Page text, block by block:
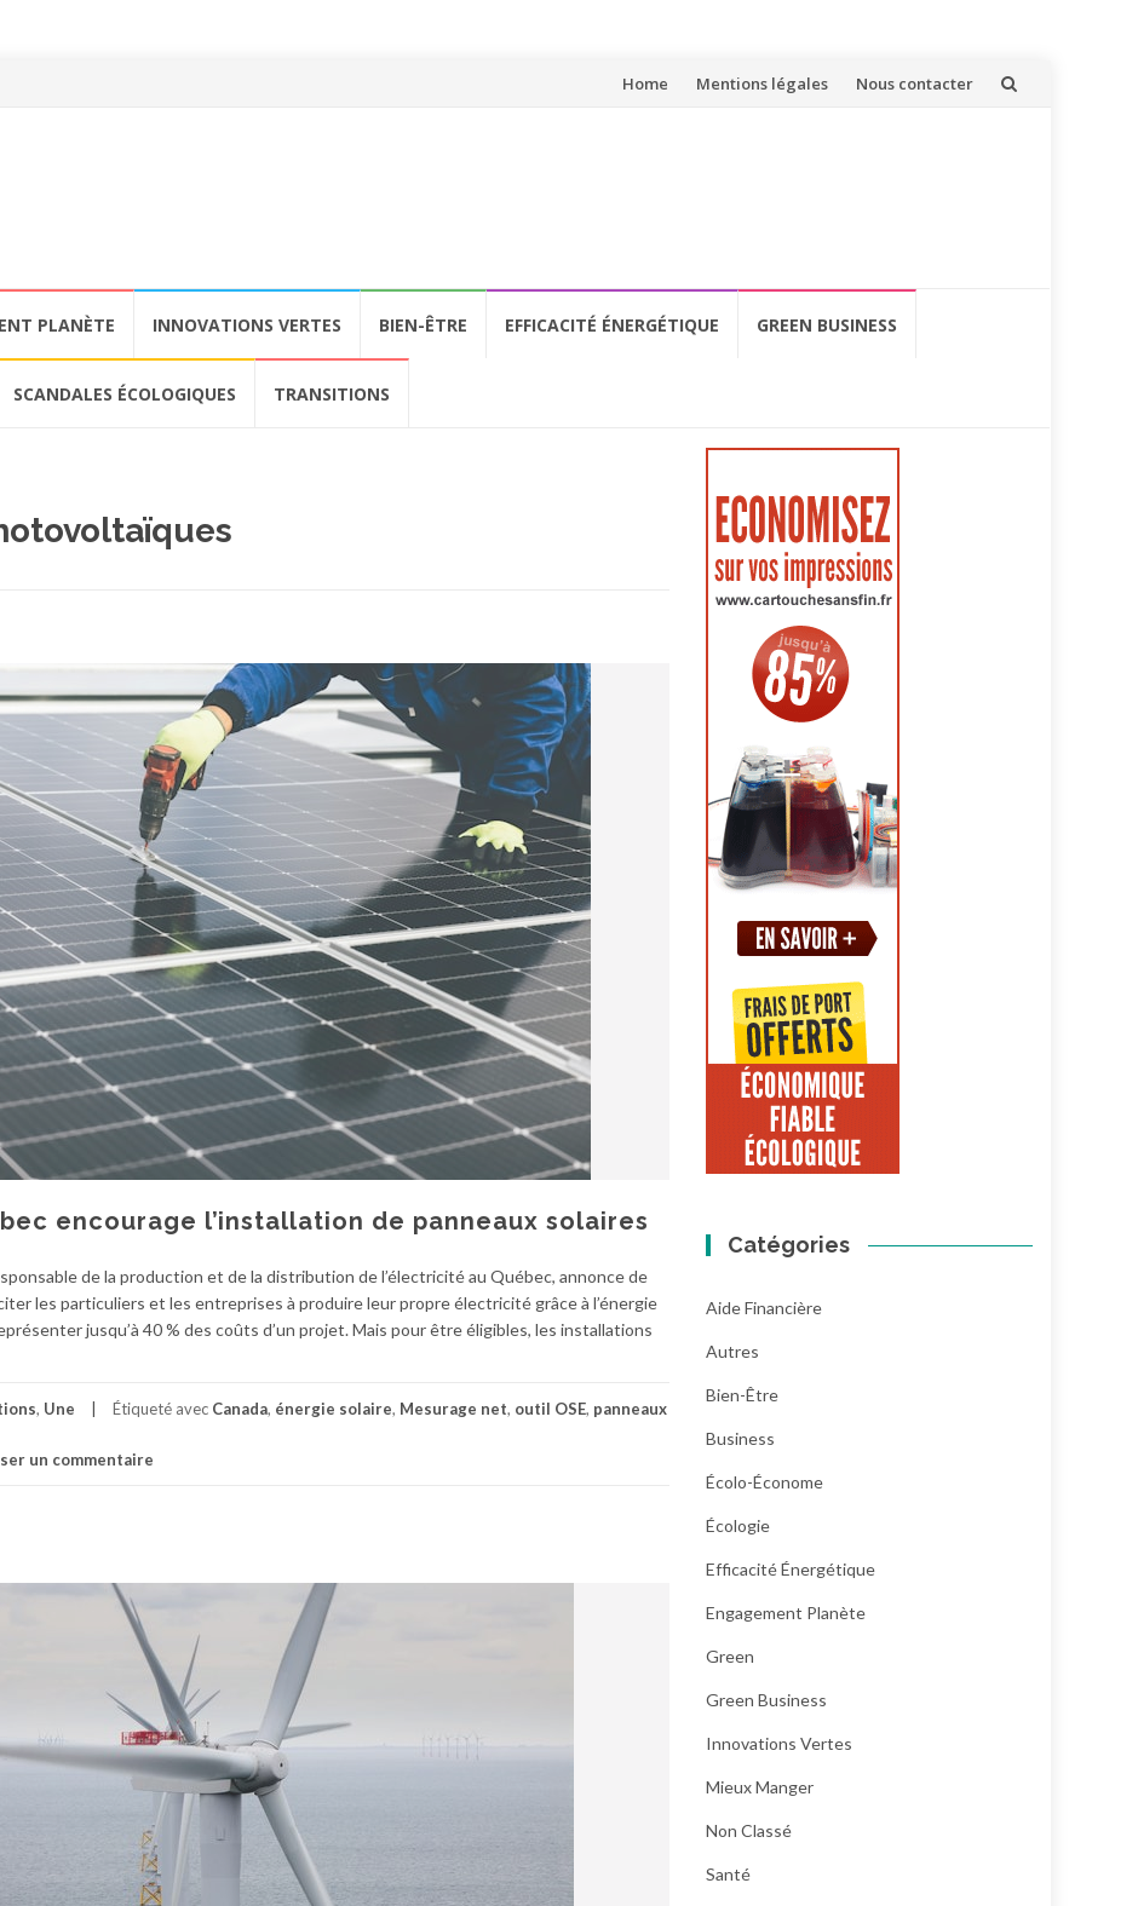
Aller
Home Mentions légales Nous contacter
PLANÈTE INNOVATIONS VERTES BIEN-ÊTRE EFFICACITÉ ÉNERGÉTIQUE GREEN BUSINESS
SCANDALES ÉCOLOGIQUES TRANSITIONS
encourage l’installation de panneaux solaires
de la production et de la distribution de l’électricité au Québec, annonce de
les particuliers et les entreprises à produire leur propre électricité grâce à l’énergie
jusqu’à 40 % des coûts d’un projet. Mais pour être éligibles, les installations
, Une Étiqueté avec Canada, énergie solaire, Mesurage net, outil OSE, panneaux
un commentaire
Catégories
Aide Financière
Autres
Bien-Être
Business
Écolo-Économe
Écologie
Efficacité Énergétique
Engagement Planète
Green
Green Business
Innovations Vertes
Mieux Manger
Non Classé
Santé